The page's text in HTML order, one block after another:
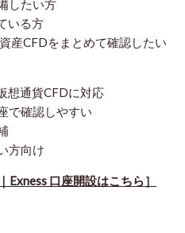
したい方
いる方
産CFDをまとめて確認したい
想通貨CFDに対応
で確認しやすい
方向け
口座開設はこちら］